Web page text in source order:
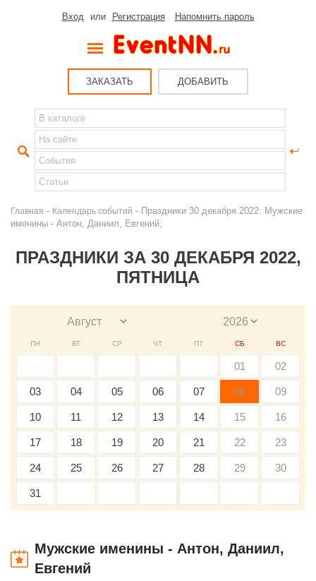
Вход или Регистрация Напомнить пароль
ЗАКАЗАТЬ ДОБАВИТЬ
Главная - Календарь событий - Праздники 30 декабря 2022: Мужские
именины - Антон, Даниил, Евгений;
ПРАЗДНИКИ ЗА 30 ДЕКАБРЯ 2022,
ПЯТНИЦА
ПН ВТ СР ЧТ ПТ СБ ВС
01 02
03 04 05 06 07 08 09
10 11 12 13 14 15 16
17 18 19 20 21 22 23
24 25 26 27 28 29 30
31
Мужские именины - Антон, Даниил,
Евгений